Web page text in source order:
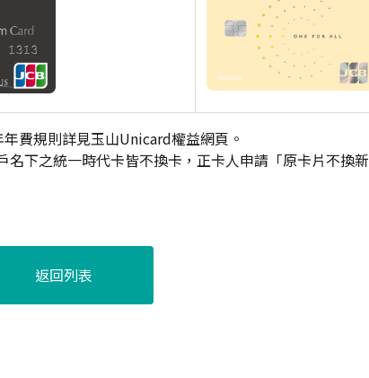
費規則詳見玉山Unicard權益網頁。
名下之統一時代卡皆不換卡，正卡人申請「原卡片不換新
返回列表